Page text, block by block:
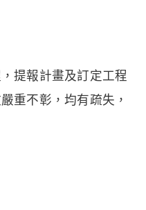
提報計畫及訂定工程
重不彰，均有疏失，